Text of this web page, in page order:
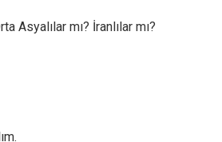
Asyalılar mı? İranlılar mı?